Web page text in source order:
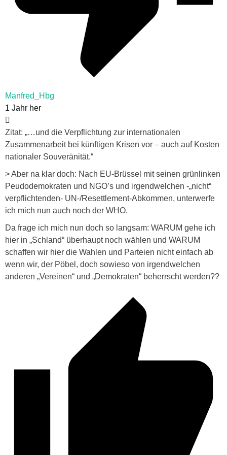
Manfred_Hbg
1 Jahr her
Zitat: „…und die Verpflichtung zur internationalen
Zusammenarbeit bei künftigen Krisen vor – auch auf Kosten
nationaler Souveränität.“
> Aber na klar doch: Nach EU-Brüssel mit seinen grünlinken
Peudodemokraten und NGO’s und irgendwelchen -„nicht“
verpflichtenden- UN-/Resettlement-Abkommen, unterwerfe
ich mich nun auch noch der WHO.
Da frage ich mich nun doch so langsam: WARUM gehe ich
hier in „Schland“ überhaupt noch wählen und WARUM
schaffen wir hier die Wahlen und Parteien nicht einfach ab
wenn wir, der Pöbel, doch sowieso von irgendwelchen
anderen „Vereinen“ und „Demokraten“ beherrscht werden??